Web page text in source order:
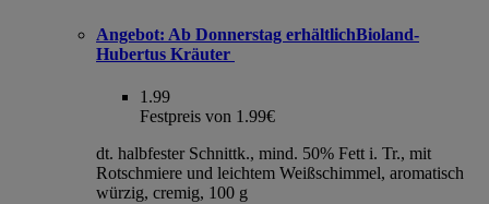
Angebot: Ab Donnerstag erhältlichBioland-
Hubertus Kräuter
1.99
Festpreis von 1.99€
dt. halbfester Schnittk., mind. 50% Fett i. Tr., mit
Rotschmiere und leichtem Weißschimmel, aromatisch
würzig, cremig, 100 g